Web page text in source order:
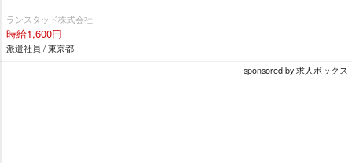
ランスタッド株式会社
時給1,600円
派遣社員 / 東京都
sponsored by 求人ボックス